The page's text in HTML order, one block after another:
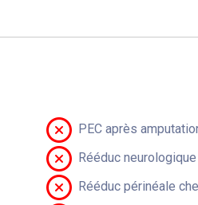
PEC après
Rééduc
Rééduc périnéale